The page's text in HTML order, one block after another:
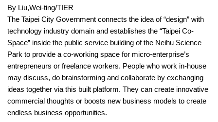
By Liu,Wei-ting/TIER
The Taipei City Government connects the idea of “design” with
technology industry domain and establishes the “Taipei Co-
Space” inside the public service building of the Neihu Science
Park to provide a co-working space for micro-enterprise’s
entrepreneurs or freelance workers. People who work in-house
may discuss, do brainstorming and collaborate by exchanging
ideas together via this built platform. They can create innovative
commercial thoughts or boosts new business models to create
endless business opportunities.